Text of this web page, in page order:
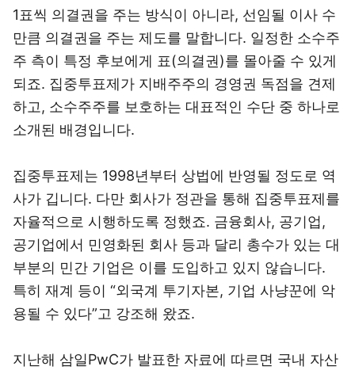
1표씩 의결권을 주는 방식이 아니라, 선임될 이사 수
만큼 의결권을 주는 제도를 말합니다. 일정한 소수주
주 측이 특정 후보에게 표(의결권)를 몰아줄 수 있게
되죠. 집중투표제가 지배주주의 경영권 독점을 견제
하고, 소수주주를 보호하는 대표적인 수단 중 하나로
소개된 배경입니다.
집중투표제는 1998년부터 상법에 반영될 정도로 역
사가 깁니다. 다만 회사가 정관을 통해 집중투표제를
자율적으로 시행하도록 정했죠. 금융회사, 공기업,
공기업에서 민영화된 회사 등과 달리 총수가 있는 대
부분의 민간 기업은 이를 도입하고 있지 않습니다.
특히 재계 등이 “외국계 투기자본, 기업 사냥꾼에 악
용될 수 있다”고 강조해 왔죠.
지난해 삼일PwC가 발표한 자료에 따르면 국내 자산